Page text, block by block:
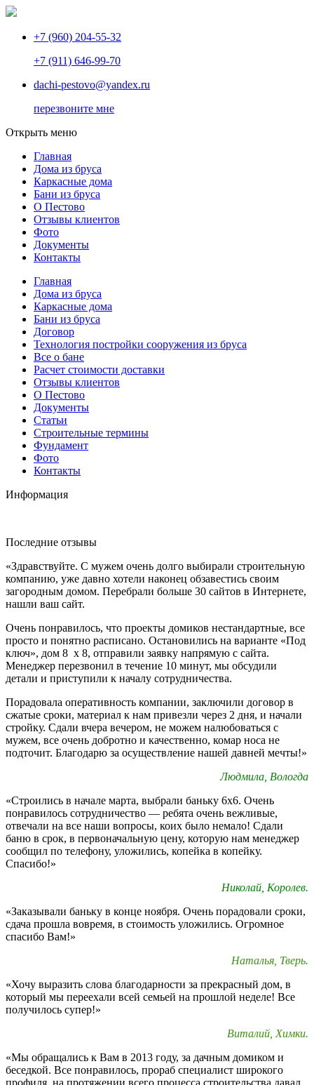
+7 (960) 204-55-32
+7 (911) 646-99-70
dachi-pestovo@yandex.ru
перезвоните мне
Открыть меню
Главная
Дома из бруса
Каркасные дома
Бани из бруса
О Пестово
Отзывы клиентов
Фото
Документы
Контакты
Главная
Дома из бруса
Каркасные дома
Бани из бруса
Договор
Технология постройки сооружения из бруса
Все о бане
Расчет стоимости доставки
Отзывы клиентов
О Пестово
Документы
Статьи
Строительные термины
Фундамент
Фото
Контакты
Информация
Последние отзывы
«Здравствуйте. С мужем очень долго выбирали строительную
компанию, уже давно хотели наконец обзавестись своим
загородным домом. Перебрали больше 30 сайтов в Интернете,
нашли ваш сайт.
Очень понравилось, что проекты домиков нестандартные, все
просто и понятно расписано. Остановились на варианте «Под
ключ», дом 8 х 8, отправили заявку напрямую с сайта.
Менеджер перезвонил в течение 10 минут, мы обсудили
детали и приступили к началу сотрудничества.
Порадовала оперативность компании, заключили договор в
сжатые сроки, материал к нам привезли через 2 дня, и начали
стройку. Сдали вчера вечером, не можем налюбоваться с
мужем, все очень добротно и качественно, комар носа не
подточит. Благодарю за осуществление нашей давней мечты!»
Людмила, Вологда
«Строились в начале марта, выбрали баньку 6х6. Очень
понравилось сотрудничество — ребята очень вежливые,
отвечали на все наши вопросы, коих было немало! Сдали
баню в срок, в первоначальную цену, которую нам менеджер
сообщил по телефону, уложились, копейка в копейку.
Спасибо!»
Николай, Королев.
«Заказывали баньку в конце ноября. Очень порадовали сроки,
сдача прошла вовремя, в стоимость уложились. Огромное
спасибо Вам!»
Наталья, Тверь.
«Хочу выразить слова благодарности за прекрасный дом, в
который мы переехали всей семьей на прошлой неделе! Все
получилось супер!»
Виталий, Химки.
«Мы обращались к Вам в 2013 году, за дачным домиком и
беседкой. Все понравилось, прораб специалист широкого
профиля, на протяжении всего процесса строительства давал